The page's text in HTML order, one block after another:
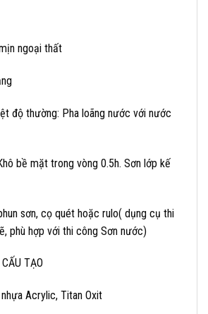
ngoại thất
độ thường: Pha loãng nước với nước
bề mặt trong vòng 0.5h. Sơn lớp kế
sơn, cọ quét hoặc rulo( dụng cụ thi
phù hợp với thi công Sơn nước)
TẠO
Acrylic, Titan Oxit